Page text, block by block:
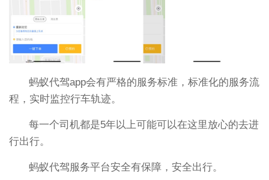
蚂蚁代驾app会有严格的服务标准，标准化的服务流
程，实时监控行车轨迹。
每一个司机都是5年以上可能可以在这里放心的去进
行出行。
蚂蚁代驾服务平台安全有保障，安全出行。